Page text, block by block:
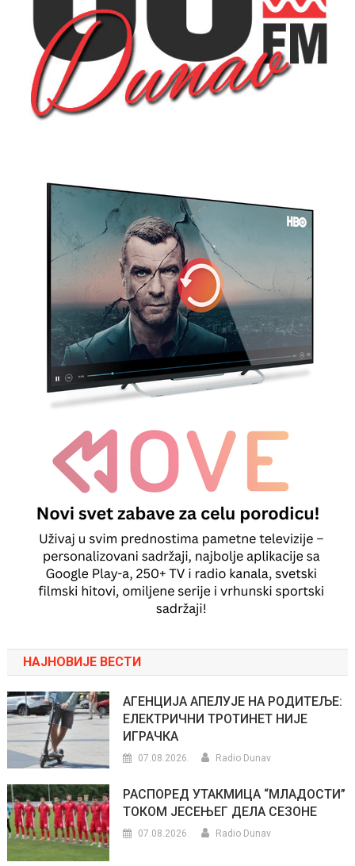
НАЈНОВИЈЕ ВЕСТИ
АГЕНЦИЈА АПЕЛУЈЕ НА РОДИТЕЉЕ:
ЕЛЕКТРИЧНИ ТРОТИНЕТ НИЈЕ
ИГРАЧКА
07.08.2026. Radio Dunav
РАСПОРЕД УТАКМИЦА “МЛАДОСТИ”
ТОКОМ ЈЕСЕЊЕГ ДЕЛА СЕЗОНЕ
07.08.2026. Radio Dunav